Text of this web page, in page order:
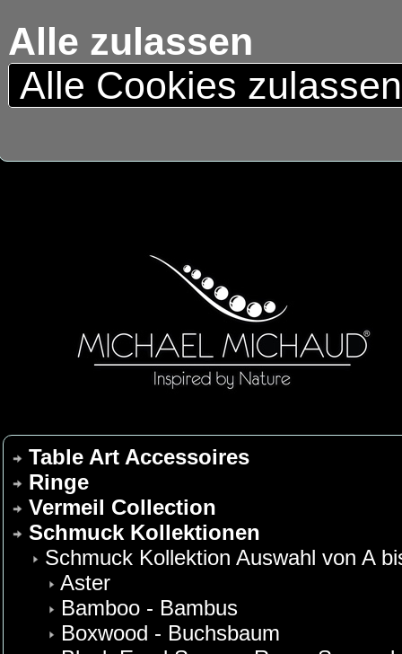
Alle zulassen
Alle Cookies
Table Art Accessoires
Ringe
Vermeil Collection
Schmuck Kollektionen
Schmuck Kollektion Auswahl von A
Aster
Bamboo - Bambus
Boxwood - Buchsbaum